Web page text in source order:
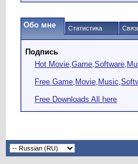
Обо мне Статистика
Подпись
Hot
Free
Free Downloads All here